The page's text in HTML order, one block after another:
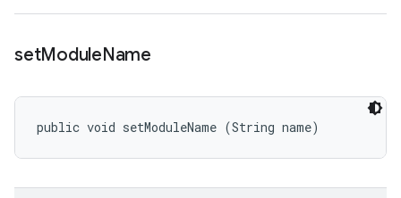
setModuleName
public void setModuleName (String name)